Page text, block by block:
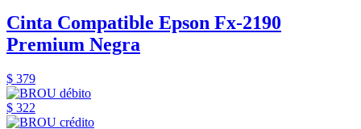
Cinta Compatible Epson Fx-2190
Premium Negra
$ 379
$ 322